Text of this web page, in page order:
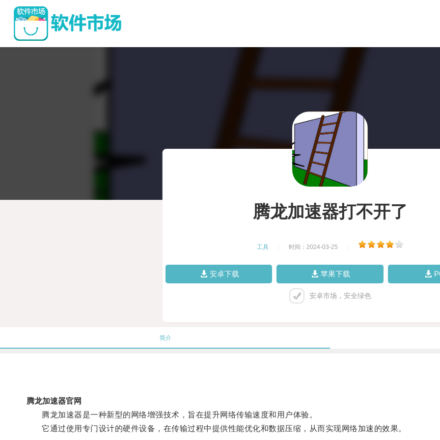
腾龙加速器打不开了
工具 时间：2024-03-25
安卓下载 苹果下载
安卓市场，安全绿色
简介
腾龙加速器官网
腾龙加速器是一种新型的网络增强技术，旨在提升网络传输速度和用户体验。
它通过使用专门设计的硬件设备，在传输过程中提供性能优化和数据压缩，从而实现网络加速的效果。